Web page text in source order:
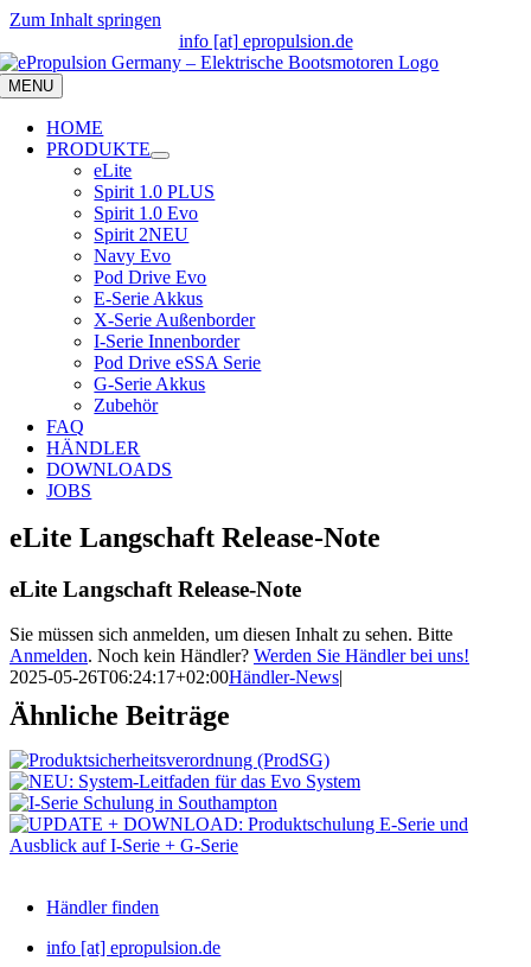
Zum Inhalt springen
info [at] epropulsion.de
MENU
HOME
PRODUKTE
eLite
Spirit 1.0 PLUS
Spirit 1.0 Evo
Spirit 2NEU
Navy Evo
Pod Drive Evo
E-Serie Akkus
X-Serie Außenborder
I-Serie Innenborder
Pod Drive eSSA Serie
G-Serie Akkus
Zubehör
FAQ
HÄNDLER
DOWNLOADS
JOBS
eLite Langschaft Release-Note
eLite Langschaft Release-Note
Sie müssen sich anmelden, um diesen Inhalt zu sehen. Bitte
Anmelden. Noch kein Händler? Werden Sie Händler bei uns!
2025-05-26T06:24:17+02:00Händler-News|
Ähnliche Beiträge
Händler finden
info [at] epropulsion.de